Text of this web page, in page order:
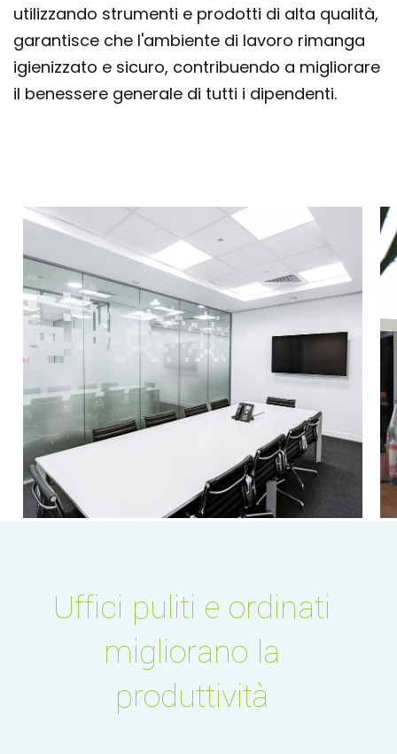
utilizzando strumenti e prodotti di alta qualità,
garantisce che l'ambiente di lavoro rimanga
igienizzato e sicuro, contribuendo a migliorare
il benessere generale di tutti i dipendenti.
Uffici puliti e ordinati
migliorano la
produttività